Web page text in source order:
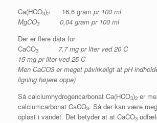
Ca(HCO3)2 16,6 gram pr 100 ml
MgCO30,04 gram pr 100 ml
Der er flere data for
CaCO3 7,7 mg pr liter ved 20 C
15 mg pr liter ved 25 C
Men CaCO3 er meget påvirkeligt at pH
ligning højere oppe)
Så calciumhydrogencarbonat Ca(HCO3)2 er
calciumcarbonat CaCO3. Så der kan være
opløst i vandet. Det betyder at at CaCO3